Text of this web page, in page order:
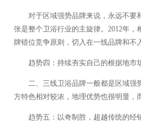
对于区域强势品牌来说，永远不要和
张是整个卫浴行业的主旋律。2012年
牌错位竞争原则，切入在一线品牌和
趋势四：持续夯实自己的根据地市
二、三线卫浴品牌一般都是区域强势
方特色相对较浓，地理优势也很明显
趋势五：以奇制胜，超越传统的经